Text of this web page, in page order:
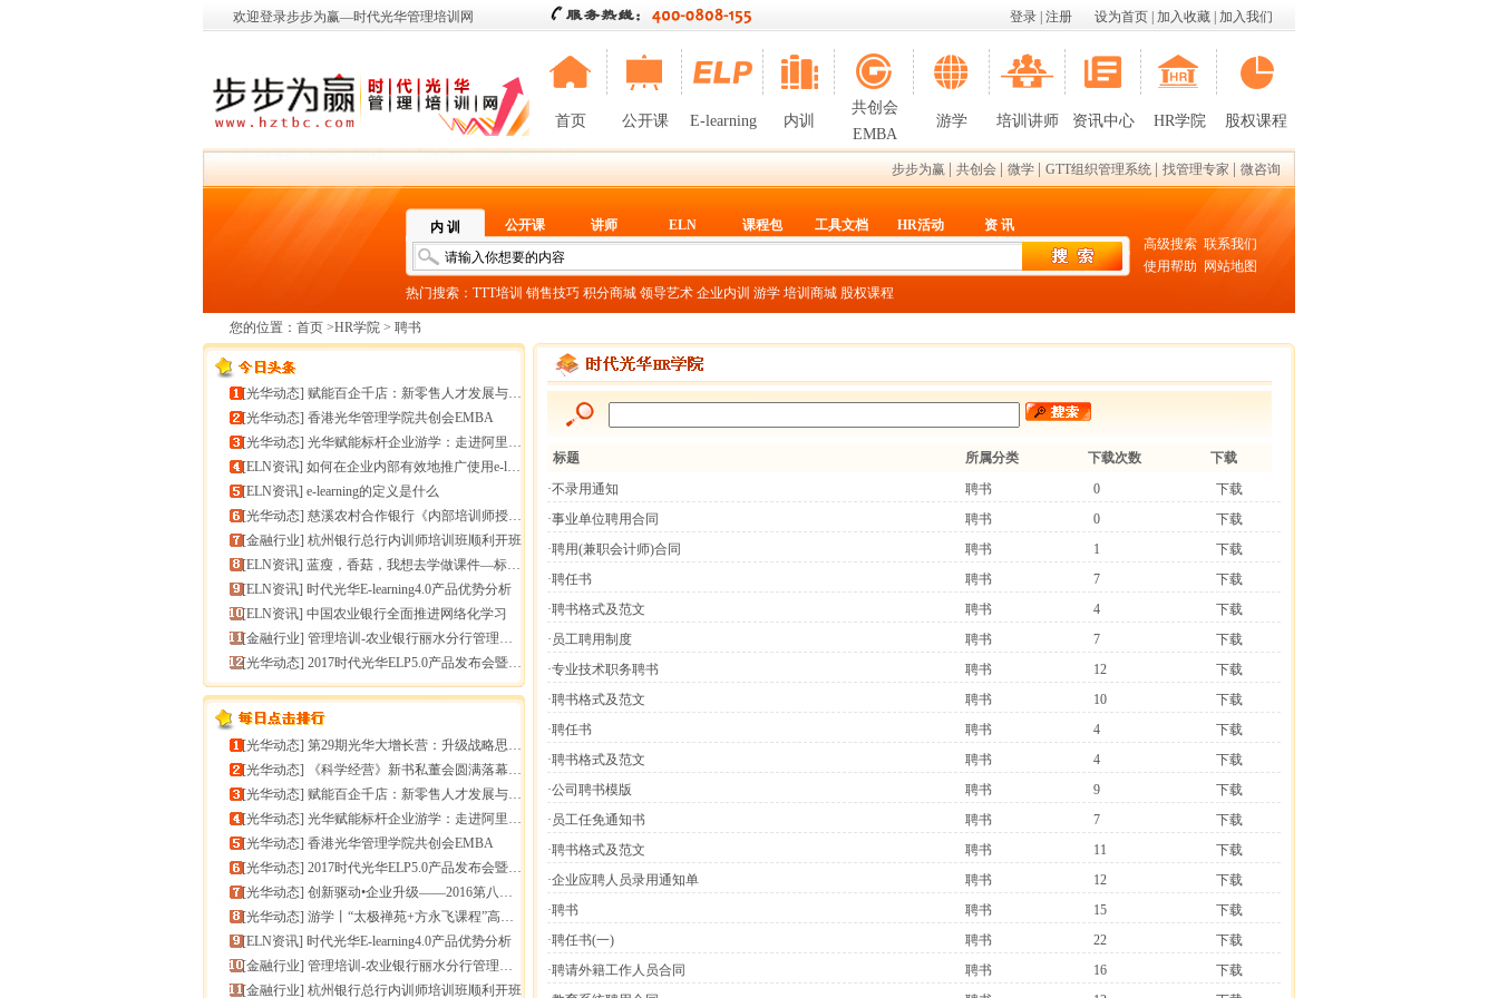
欢迎登录步步为赢—时代光华管理培训网 设为首页 加入收藏 加入我们
登录 注册
首页 公开课 E-learning 内训
共创会
EMBA
游学 培训讲师 资讯中心 HR学院 股权课程
步步为赢 共创会 微学 GTT组织管理系统 找管理专家 微咨询
内 训 公开课 讲师 ELN 课程包 工具文档 HR活动 资 讯
热门搜索： TTT培训 销售技巧 积分商城 领导艺术 企业内训 游学 培训商城 股权课程
高级搜索 联系我们
使用帮助
网站地图
您的位置： 首页 >HR学院 > 聘书
[光华动态] 赋能百企千店：新零售人才发展与组织能力微诊断
[光华动态] 香港光华管理学院共创会EMBA
[光华动态] 光华赋能标杆企业游学：走进阿里巴巴+绿城管理集团
[ELN资讯] 如何在企业内部有效地推广使用e-learning
[ELN资讯] e-learning的定义是什么
[光华动态] 慈溪农村合作银行《内部培训师授课技能提升》报导
[金融行业] 杭州银行总行内训师培训班顺利开班
[ELN资讯] 蓝瘦，香菇，我想去学做课件—标准课件制作分享会
[ELN资讯] 时代光华E-learning4.0产品优势分析
[ELN资讯] 中国农业银行全面推进网络化学习
[金融行业] 管理培训-农业银行丽水分行管理培训
[光华动态] 2017时代光华ELP5.0产品发布会暨构建企业员工
[光华动态] 第29期光华大增长营：升级战略思维，加速企业增长
[光华动态]
《科学经营》新书私董会圆满落幕｜用科学经营助推企业高
[光华动态] 赋能百企千店：新零售人才发展与组织能力微诊断
[光华动态] 光华赋能标杆企业游学：走进阿里巴巴+绿城管理集团
[光华动态] 香港光华管理学院共创会EMBA
[光华动态] 2017时代光华ELP5.0产品发布会暨构建企业员工
[光华动态] 创新驱动•企业升级——2016第八届（中
[光华动态] 游学丨“太极禅苑+方永飞课程”高端商圈项目启动
[ELN资讯] 时代光华E-learning4.0产品优势分析
[金融行业] 管理培训-农业银行丽水分行管理培训
[金融行业] 杭州银行总行内训师培训班顺利开班
标题 所属分类 下载次数
下载
·不录用通知
聘书 0
下载
·事业单位聘用合同
聘书 0
下载
·聘用(兼职会计师)合同
聘书 1
下载
·聘任书
聘书 7
下载
·聘书格式及范文
聘书 4
下载
·员工聘用制度
聘书 7
下载
·专业技术职务聘书
聘书 12
下载
·聘书格式及范文
聘书 10
下载
·聘任书
聘书 4
下载
·聘书格式及范文
聘书 4
下载
·公司聘书模版
聘书 9
下载
·员工任免通知书
聘书 7
下载
·聘书格式及范文
聘书 11
下载
·企业应聘人员录用通知单
聘书 12
下载
·聘书
聘书 15
下载
·聘任书(一)
聘书 22
下载
·聘请外籍工作人员合同
聘书 16
下载